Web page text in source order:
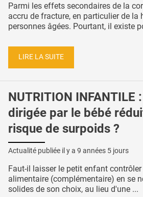
Parmi les effets secondaires de la
accru de fracture, en particulier de la
personnes âgées. Pourtant, il existe
LIRE LA SUITE
NUTRITION INFANTILE
dirigée par le bébé
risque de surpoids ?
Actualité publiée il y a 9 années 5 jours
Faut-il laisser le petit enfant
alimentaire (complémentaire) en se
solides de son choix, au lieu d'une ...